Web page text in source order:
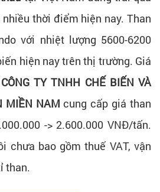
thời điểm hiện nay. Than
với nhiệt lượng 5600-6200
hiện nay trên thị trường. Giá
CÔNG TY TNHH CHẾ BIẾN VÀ
MIỀN NAM cung cấp giá than
-> 2.600.000 VNĐ/tấn.
chưa bao gồm thuế VAT, vận
than.